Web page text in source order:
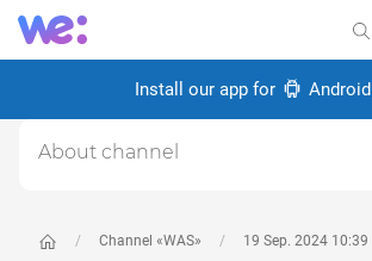
Install our app for Android
Channel «WAS» 19 Sep. 2024 10:39
About channel
Created: 8 January 2025